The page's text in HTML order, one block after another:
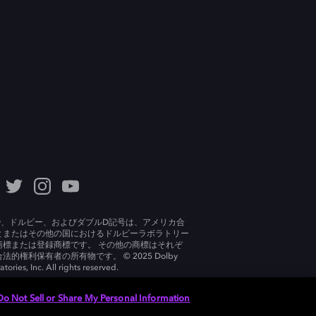
ドルビー、およびダブルD記号は、アメリカ合
またはその他の国におけるドルビーラボラトリー
標または登録商標です。 その他の商標はそれぞ
法的権利保有者の所有物です。 © 2025 Dolby
Inc. All rights reserved.
Not Sell or Share My Personal Information